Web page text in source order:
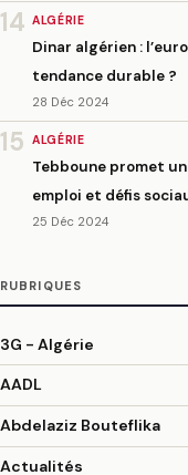
14 ALGÉRIE
Dinar algérien :
tendance durable ?
28 Déc 2024
15 ALGÉRIE
Tebboune promet
emploi et défis
25 Déc 2024
RUBRIQUES
3G - Algérie
AADL
Abdelaziz Bouteflika
Actualités